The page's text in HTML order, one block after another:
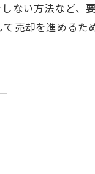
ない方法など、
売却を進めるた